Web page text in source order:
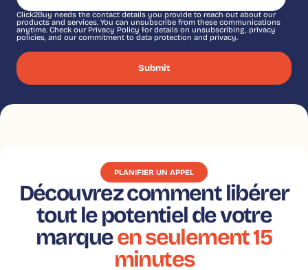
Click2Buy needs the contact details you provide to reach out about our
products and services. You can unsubscribe from these communications
anytime. Check our Privacy Policy for details on unsubscribing, privacy
policies, and our commitment to data protection and privacy.
PLANIFIER UN APPEL
Découvrez comment libérer
tout le potentiel de votre
marqueen seulement 15
minutes